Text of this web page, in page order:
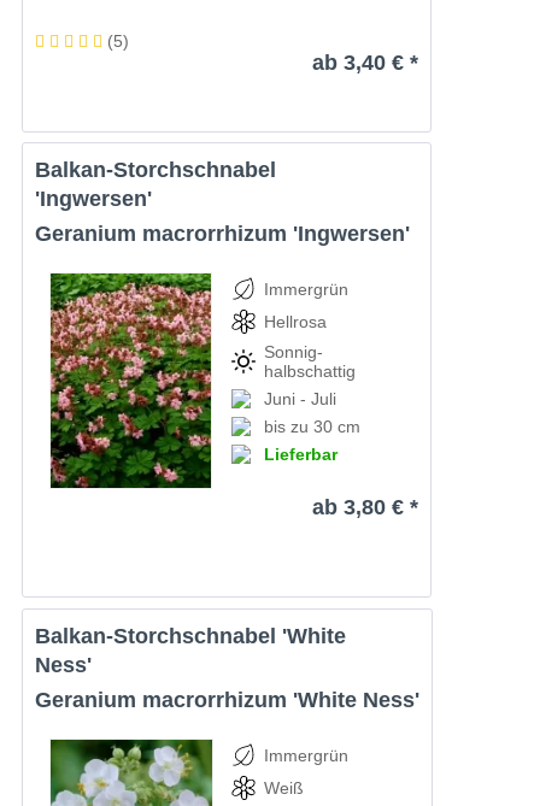
(5)
ab 3,40 € *
Balkan-Storchschnabel
'Ingwersen'
Geranium macrorrhizum 'Ingwersen'
Immergrün
Hellrosa
Sonnig-
halbschattig
Juni - Juli
bis zu 30 cm
Lieferbar
ab 3,80 € *
Balkan-Storchschnabel 'White
Ness'
Geranium macrorrhizum 'White Ness'
Immergrün
Weiß